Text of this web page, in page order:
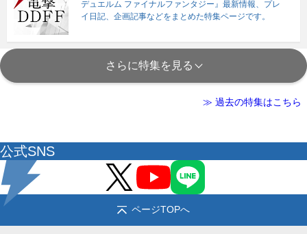
デュエルム ファイナルファンタジー』最新情報、プレ
イ日記、企画記事などをまとめた特集ページです。
さらに特集を見る
≫ 過去の特集はこちら
公式SNS
ページTOPへ